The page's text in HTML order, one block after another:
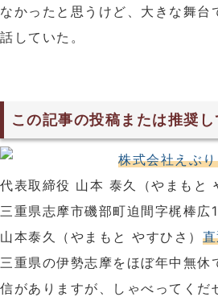
なかったと思うけど、大きな舞
話していた。
この記事の投稿または推奨し
株式会社えぶ
代表取締役 山本 泰久（やまもと
三重県志摩市磯部町迫間字梶棒広
山本泰久（やまもと やすひさ）
三重県の伊勢志摩をほぼ年中無
信がありますが、しゃべってく